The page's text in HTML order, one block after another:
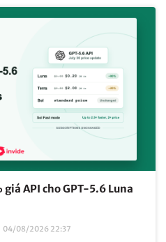
API cho GPT-5.6 Luna
04/08/2026 22:37